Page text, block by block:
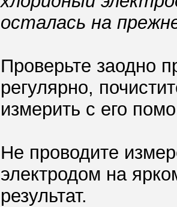
осталась на
Проверьте заодно
регулярно,
измерить с его
Не проводите
электродом на
результат.